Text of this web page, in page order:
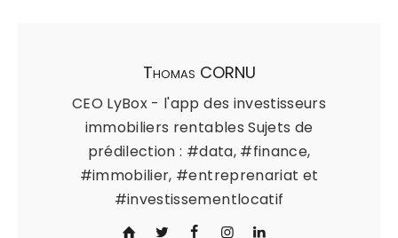
Thomas CORNU
CEO LyBox - l'app des investisseurs
immobiliers rentables Sujets de
prédilection : #data, #finance,
#immobilier, #entreprenariat et
#investissementlocatif